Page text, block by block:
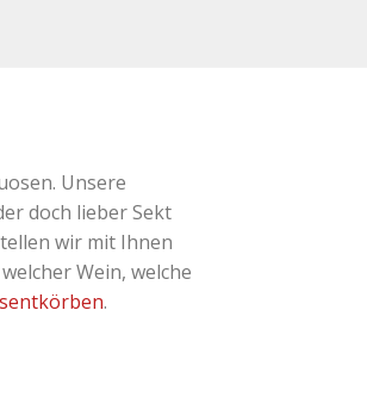
Unsere
doch lieber Sekt
wir mit Ihnen
Wein, welche
.